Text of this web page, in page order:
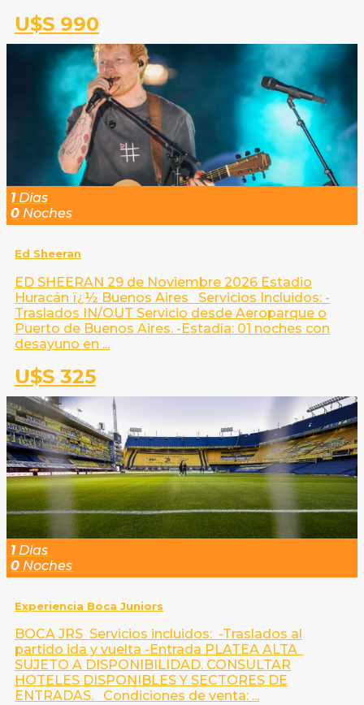
U$S 990
1Dias
0 Noches
Ed Sheeran
ED SHEERAN 29 de Noviembre 2026 Estadio
Huracán ï¿½ Buenos Aires Servicios Incluidos: -
Traslados IN/OUT Servicio desde Aeroparque o
Puerto de Buenos Aires. -Estadía: 01 noches con
desayuno en ...
U$S 325
1Dias
0 Noches
Experiencia Boca Juniors
BOCA JRS Servicios incluidos: -Traslados al
partido ida y vuelta -Entrada PLATEA ALTA
SUJETO A DISPONIBILIDAD. CONSULTAR
HOTELES DISPONIBLES Y SECTORES DE
ENTRADAS. Condiciones de venta: ...